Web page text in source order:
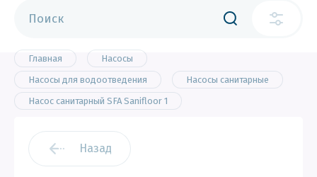
Главная
Насосы
Насосы для водоотведения
Насосы санитарные
Насос санитарный SFA Sanifloor 1
Назад